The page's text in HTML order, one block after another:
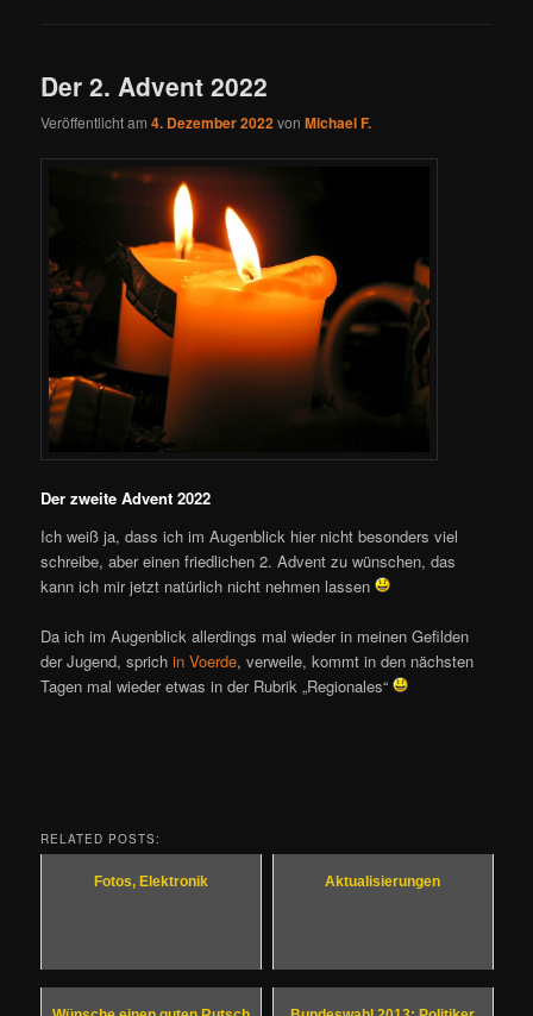
Der 2. Advent 2022
Veröffentlicht am4. Dezember 2022vonMichael F.
Der zweite Advent 2022
Ich weiß ja, dass ich im Augenblick hier nicht besonders viel
schreibe, aber einen friedlichen 2. Advent zu wünschen, das
kann ich mir jetzt natürlich nicht nehmen lassen
Da ich im Augenblick allerdings mal wieder in meinen Gefilden
der Jugend, sprichin Voerde, verweile, kommt in den nächsten
Tagen mal wieder etwas in der Rubrik „Regionales“
RELATED POSTS:
Fotos, Elektronik Aktualisierungen